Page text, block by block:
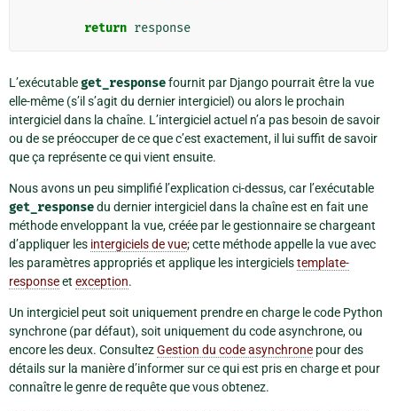
return response
L’exécutableget_responsefournit par Django pourrait être la vue
elle-même (s’il s’agit du dernier intergiciel) ou alors le prochain
intergiciel dans la chaîne. L’intergiciel actuel n’a pas besoin de savoir
ou de se préoccuper de ce que c’est exactement, il lui suffit de savoir
que ça représente ce qui vient ensuite.
Nous avons un peu simplifié l’explication ci-dessus, car l’exécutable
get_responsedu dernier intergiciel dans la chaîne est en fait une
méthode enveloppant la vue, créée par le gestionnaire se chargeant
d’appliquer les intergiciels de vue; cette méthode appelle la vue avec
les paramètres appropriés et applique les intergicielstemplate-
responseet exception.
Un intergiciel peut soit uniquement prendre en charge le code Python
synchrone (par défaut), soit uniquement du code asynchrone, ou
encore les deux. ConsultezGestion du code asynchrone pour des
détails sur la manière d’informer sur ce qui est pris en charge et pour
connaître le genre de requête que vous obtenez.